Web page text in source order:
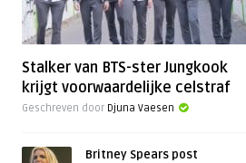
Stalker van BTS-ster Jungkook
krijgt voorwaardelijke celstraf
Geschreven door Djuna Vaesen
Britney Spears post